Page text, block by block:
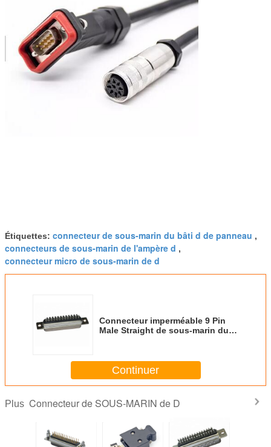
Étiquettes: connecteur de sous-marin du bâti d de panneau ,
connecteurs de sous-marin de l'ampère d ,
connecteur micro de sous-marin de d
Connecteur imperméable 9 Pin
Male Straight de sous-marin du
Continuer
Plus Connecteur de SOUS-MARIN de D